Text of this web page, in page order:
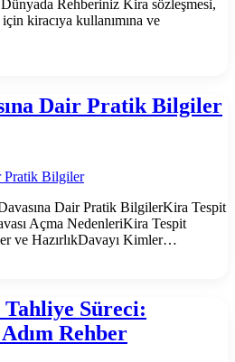
Rehberiniz Kira sözleşmesi,
kiracıya kullanımına ve
Dair Pratik Bilgiler
Dair Pratik BilgilerKira Tespit
Açma NedenleriKira Tespit
ve HazırlıkDavayı Kimler…
Süreci:
Rehber